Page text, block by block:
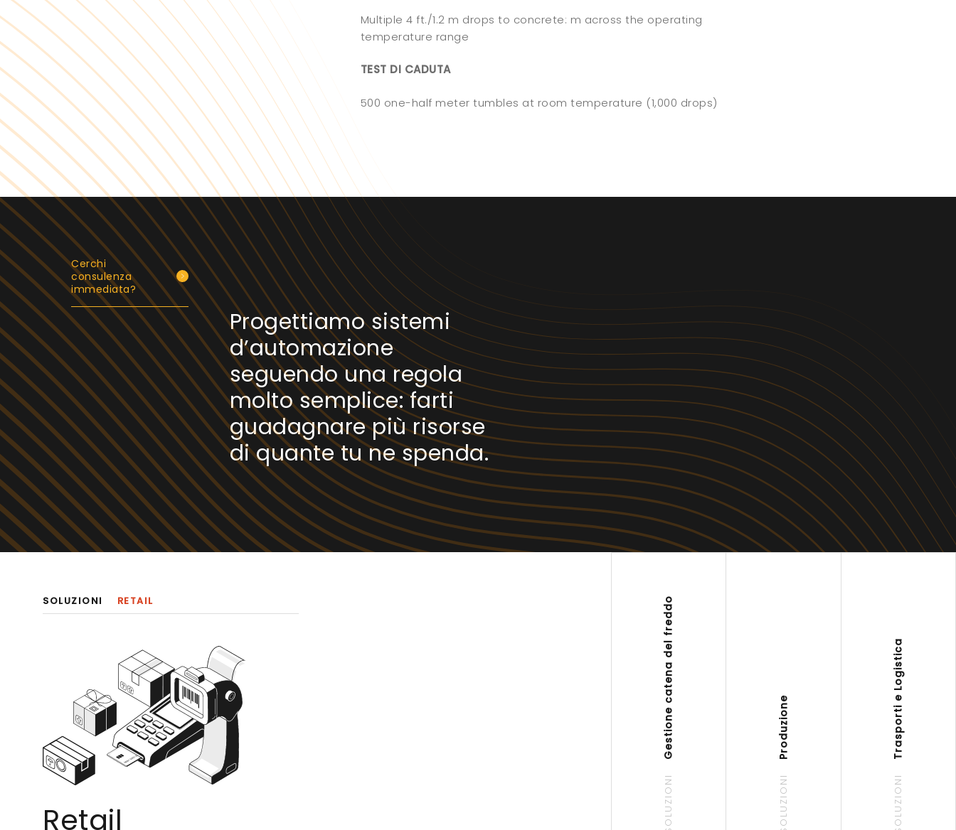
Multiple 4 ft./1.2 m drops to concrete: m across the operating
temperature range
TEST DI CADUTA
500 one-half meter tumbles at room temperature (1,000 drops)
Cerchi
consulenza
immediata?
Progettiamo sistemi
d’automazione
seguendo una regola
molto semplice: farti
guadagnare più risorse
di quante tu ne spenda.
SOLUZIONI RETAIL
Retail SOLUZIONI
Gestione catena del freddo
SOLUZIONI
Produzione
SOLUZIONI
Trasporti e Logistica